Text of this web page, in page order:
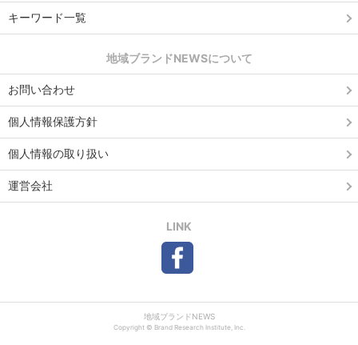
キーワード一覧
地域ブランドNEWSについて
お問い合わせ
個人情報保護方針
個人情報の取り扱い
運営会社
LINK
地域ブランドNEWS
Copyright © Brand Research Institute, Inc.